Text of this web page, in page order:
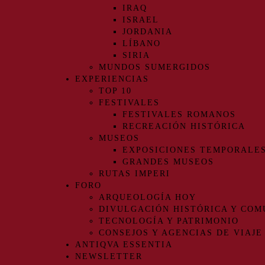
IRAQ
ISRAEL
JORDANIA
LÍBANO
SIRIA
MUNDOS SUMERGIDOS
EXPERIENCIAS
TOP 10
FESTIVALES
FESTIVALES ROMANOS
RECREACIÓN HISTÓRICA
MUSEOS
EXPOSICIONES TEMPORALES
GRANDES MUSEOS
RUTAS IMPERI
FORO
ARQUEOLOGÍA HOY
DIVULGACIÓN HISTÓRICA Y
TECNOLOGÍA Y PATRIMONIO
CONSEJOS Y AGENCIAS DE VIAJE
ANTIQVA ESSENTIA
NEWSLETTER